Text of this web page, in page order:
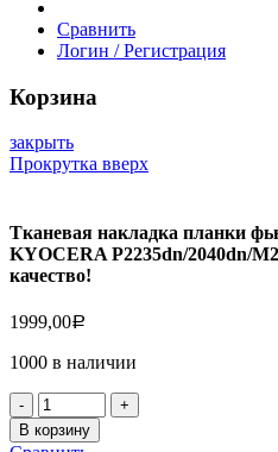
Сравнить
Логин / Регистрация
Корзина
закрыть
Прокрутка вверх
Тканевая накладка планки
KYOCERA P2235dn/2040dn/
качество!
1999,00Р
1000 в наличии
Количество
товара
Тканевая
В корзину